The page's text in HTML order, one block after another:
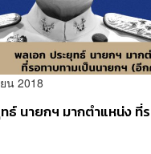
น 2018
ธ์ นายกฯ มากตำแหน่ง ที่